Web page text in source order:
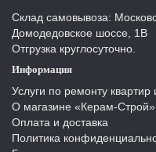
Склад самовывоза:
Домодедовское шоссе, 1В
Отгрузка круглосуточно.
Информация
Услуги по ремонту квартир
О магазине «Керам-Строй»
Оплата и доставка
Политика